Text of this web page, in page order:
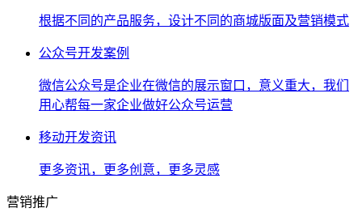
根据不同的产品服务，设计不同的商城版面及营销模式
公众号开发案例
微信公众号是企业在微信的展示窗口，意义重大，我们
用心帮每一家企业做好公众号运营
移动开发资讯
更多资讯，更多创意，更多灵感
营销推广